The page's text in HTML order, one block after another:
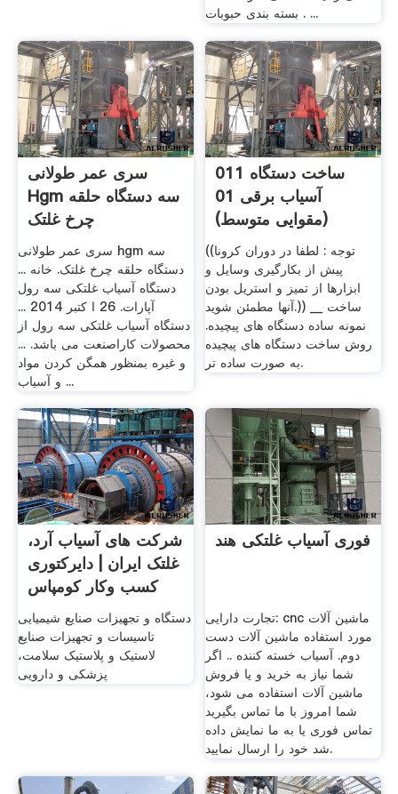
. بسته بندی حبوبات ...
سری عمر طولانی
Hgm سه دستگاه حلقه
چرخ غلتک
سری عمر طولانی hgm سه
دستگاه حلقه چرخ غلتک. خانه ...
دستگاه آسیاب غلتکی سه رول
آپارات. 26 ا کتبر 2014 ...
دستگاه آسیاب غلتکی سه رول از
محصولات کاراصنعت می باشد. ...
و غیره بمنظور همگن کردن مواد
و آسیاب ...
ساخت دستگاه 011
آسیاب برقی 01
(مقوایی متوسط)
((توجه : لطفا در دوران کرونا
پیش از بکارگیری وسایل و
ابزارها از تمیز و استریل بودن
آنها مطمئن شوید.)) __ ساخت
نمونه ساده دستگاه های پیچیده.
روش ساخت دستگاه های پیچیده
به صورت ساده تر.
شرکت های آسیاب آرد،
غلتک ایران | دایرکتوری
کسب وکار کومپاس
دستگاه و تجهیزات صنایع شیمیایی
تاسیسات و تجهیزات صنایع
لاستیک و پلاستیک سلامت،
پزشکی و دارویی
فوری آسیاب غلتکی هند
تجارت دارایی: cnc ماشین آلات
مورد استفاده ماشین آلات دست
دوم. آسیاب خسته کننده .. اگر
شما نیاز به خرید و یا فروش
ماشین آلات استفاده می شود،
شما امروز با ما تماس بگیرید
تماس فوری یا به ما نمایش داده
شد خود را ارسال نمایید.